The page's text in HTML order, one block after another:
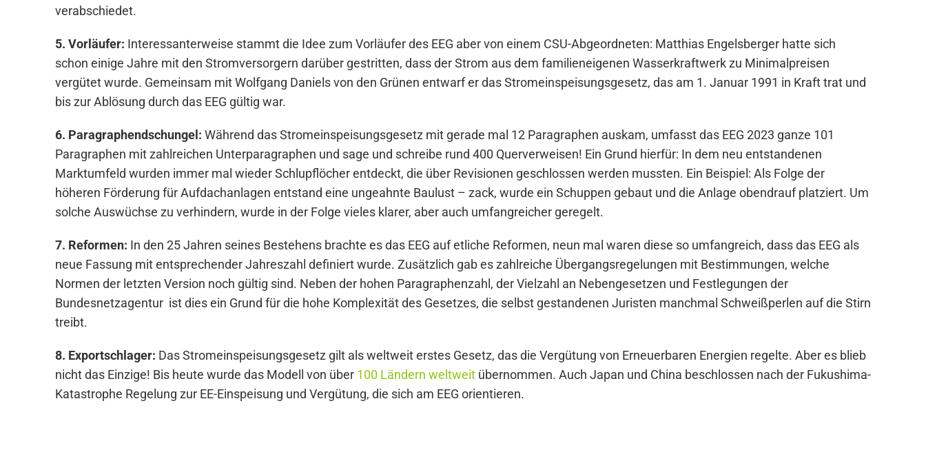
verabschiedet.
5. Vorläufer: Interessanterweise stammt die Idee zum Vorläufer des EEG aber von einem CSU-Abgeordneten: Matthias Engelsberger hatte sich
schon einige Jahre mit den Stromversorgern darüber gestritten, dass der Strom aus dem familieneigenen Wasserkraftwerk zu Minimalpreisen
vergütet wurde. Gemeinsam mit Wolfgang Daniels von den Grünen entwarf er das Stromeinspeisungsgesetz, das am 1. Januar 1991 in Kraft trat und
bis zur Ablösung durch das EEG gültig war.
6. Paragraphendschungel: Während das Stromeinspeisungsgesetz mit gerade mal 12 Paragraphen auskam, umfasst das EEG 2023 ganze 101
Paragraphen mit zahlreichen Unterparagraphen und sage und schreibe rund 400 Querverweisen! Ein Grund hierfür: In dem neu entstandenen
Marktumfeld wurden immer mal wieder Schlupflöcher entdeckt, die über Revisionen geschlossen werden mussten. Ein Beispiel: Als Folge der
höheren Förderung für Aufdachanlagen entstand eine ungeahnte Baulust – zack, wurde ein Schuppen gebaut und die Anlage obendrauf platziert. Um
solche Auswüchse zu verhindern, wurde in der Folge vieles klarer, aber auch umfangreicher geregelt.
7. Reformen: In den 25 Jahren seines Bestehens brachte es das EEG auf etliche Reformen, neun mal waren diese so umfangreich, dass das EEG als
neue Fassung mit entsprechender Jahreszahl definiert wurde. Zusätzlich gab es zahlreiche Übergangsregelungen mit Bestimmungen, welche
Normen der letzten Version noch gültig sind. Neben der hohen Paragraphenzahl, der Vielzahl an Nebengesetzen und Festlegungen der
Bundesnetzagentur ist dies ein Grund für die hohe Komplexität des Gesetzes, die selbst gestandenen Juristen manchmal Schweißperlen auf die Stirn
treibt.
8. Exportschlager: Das Stromeinspeisungsgesetz gilt als weltweit erstes Gesetz, das die Vergütung von Erneuerbaren Energien regelte. Aber es blieb
nicht das Einzige! Bis heute wurde das Modell von über 100 Ländern weltweit übernommen. Auch Japan und China beschlossen nach der Fukushima-
Katastrophe Regelung zur EE-Einspeisung und Vergütung, die sich am EEG orientieren.